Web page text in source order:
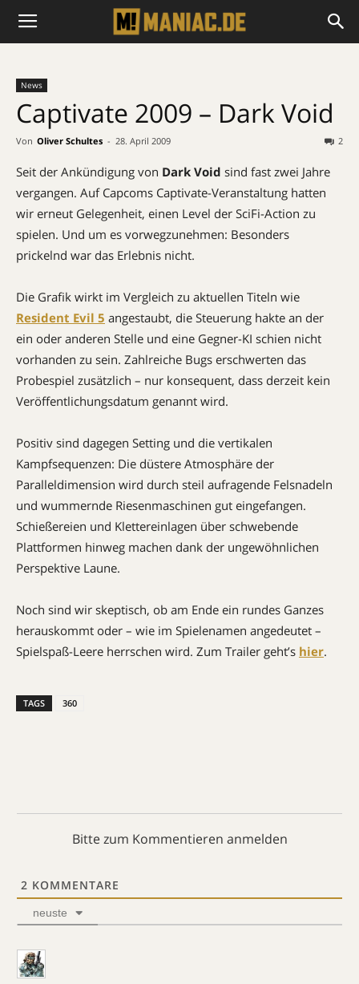
News
Captivate 2009 – Dark Void
Von Oliver Schultes - 28. April 2009 2
Seit der Ankündigung von Dark Void sind fast zwei Jahre
vergangen. Auf Capcoms Captivate-Veranstaltung hatten
wir erneut Gelegenheit, einen Level der SciFi-Action zu
spielen. Und um es vorwegzunehmen: Besonders
prickelnd war das Erlebnis nicht.
Die Grafik wirkt im Vergleich zu aktuellen Titeln wie
Resident Evil 5 angestaubt, die Steuerung hakte an der
ein oder anderen Stelle und eine Gegner-KI schien nicht
vorhanden zu sein. Zahlreiche Bugs erschwerten das
Probespiel zusätzlich – nur konsequent, dass derzeit kein
Veröffentlichungsdatum genannt wird.
Positiv sind dagegen Setting und die vertikalen
Kampfsequenzen: Die düstere Atmosphäre der
Paralleldimension wird durch steil aufragende Felsnadeln
und wummernde Riesenmaschinen gut eingefangen.
Schießereien und Klettereinlagen über schwebende
Plattformen hinweg machen dank der ungewöhnlichen
Perspektive Laune.
Noch sind wir skeptisch, ob am Ende ein rundes Ganzes
herauskommt oder – wie im Spielenamen angedeutet –
Spielspaß-Leere herrschen wird. Zum Trailer geht’s hier.
TAGS 360
Bitte zum Kommentieren anmelden
2 KOMMENTARE
neuste